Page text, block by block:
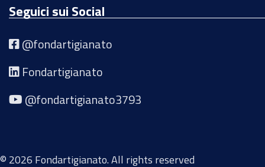
Seguici sui Social
@fondartigianato
Fondartigianato
@fondartigianato3793
© 2026 Fondartigianato. All rights reserved